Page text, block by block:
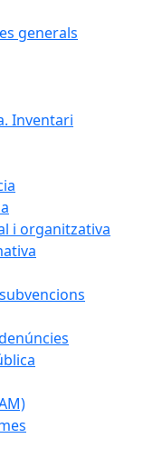
generals
Inventari
i organitzativa